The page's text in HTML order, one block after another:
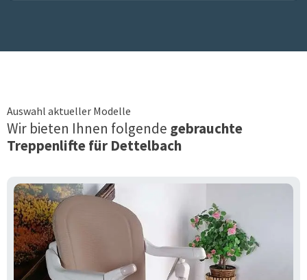
Auswahl aktueller Modelle
Wir bieten Ihnen folgende gebrauchte
Treppenlifte für Dettelbach